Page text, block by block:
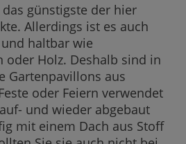
günstigste der hier
Allerdings ist es auch
haltbar wie
oder Holz. Deshalb sind in
Gartenpavillons aus
oder Feiern verwendet
und wieder abgebaut
mit einem Dach aus Stoff